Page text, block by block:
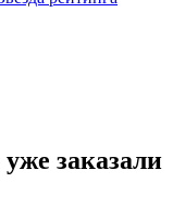
уже заказали